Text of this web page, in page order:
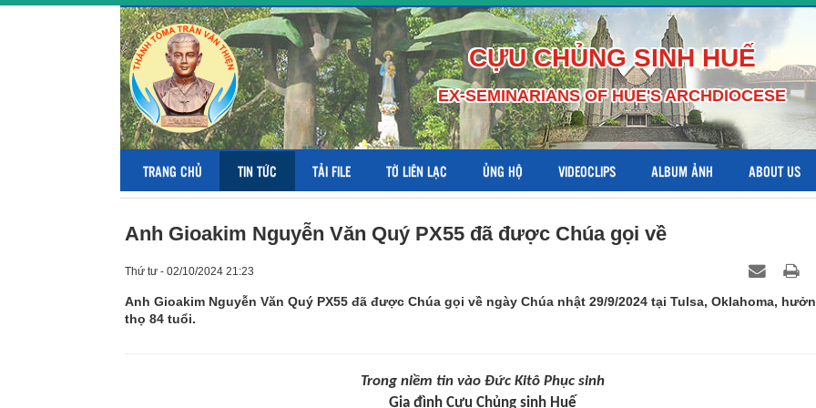
CỰU CHỦNG SINH HUẾ
EX-SEMINARIANS OF HUE'S ARCHDIOCESE
TRANG CHỦ TIN TỨC TẢI FILE TỜ LIÊN LẠC ỦNG HỘ VIDEOCLIPS ALBUM ẢNH ABOUT US
Anh Gioakim Nguyễn Văn Quý PX55 đã được Chúa gọi về
Thứ tư - 02/10/2024 21:23
Anh Gioakim Nguyễn Văn Quý PX55 đã được Chúa gọi về ngày Chúa nhật 29/9/2024 tại Tulsa, Oklahoma,
thọ 84 tuổi.
Trong niềm tin vào Đức Kitô Phục sinh
Gia đình Cựu Chủng sinh Huế